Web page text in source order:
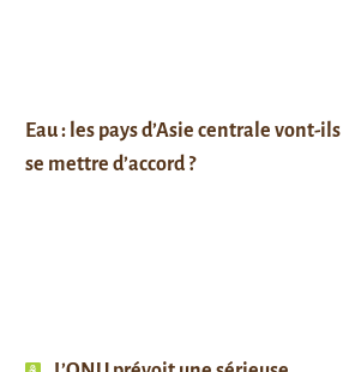
Eau : les pays d’Asie centrale vont-ils
se mettre d’accord ?